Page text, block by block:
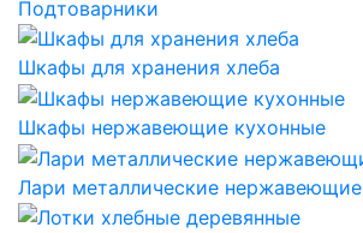
Подтоварники
Шкафы для хранения хлеба
Шкафы нержавеющие кухонные
Лари металлические нержавеющие